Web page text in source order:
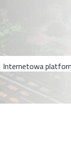
Internetowa